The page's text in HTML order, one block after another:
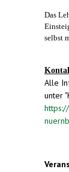
Das
selbst
Alle
unter